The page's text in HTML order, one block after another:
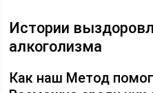
Истории
алкоголизма
Как наш Метод